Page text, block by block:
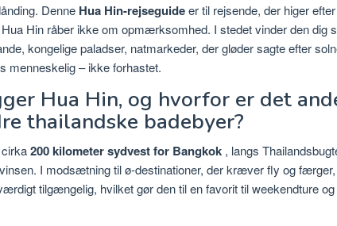
Denne Hua Hin-rejseguideer til rejsende, der higer
Hin råber ikke om opmærksomhed. I stedet vinder den dig
kongelige paladser, natmarkeder, der gløder sagte efter
menneskelig – ikke forhastet.
Hua Hin, og hvorfor er det
thailandske badebyer?
200 kilometer sydvest for Bangkok , langs
I modsætning til ø-destinationer, der kræver fly og
tilgængelig, hvilket gør den til en favorit til weekendture